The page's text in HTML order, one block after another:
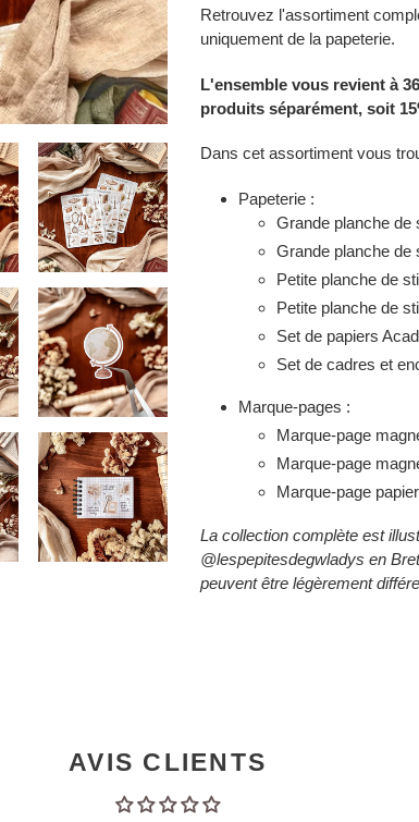
Retrouvez l'assortiment
uniquement de la papeterie.
L'ensemble vous revient à
produits séparément, soit
Dans cet assortiment vous
Papeterie :
Grande planche
Grande planche de
Petite planche de
Petite planche de
Set de papiers
Set de cadres et
Marque-pages :
Marque-page
Marque-page
Marque-page papier
La collection complète est
@lespepitesdegwladys en
peuvent être légèrement
AVIS CLIENTS